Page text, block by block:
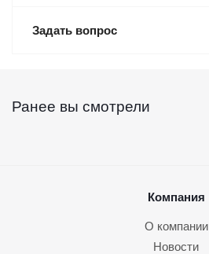
Задать вопрос
Ранее вы смотрели
Компания
О компании
Новости